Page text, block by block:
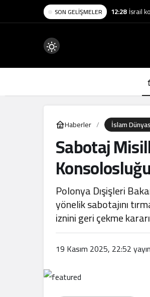
SON GELIŞMELER 12:28 İsrail
Mod
değiştir
Haberler İslam
Sabotaj
Polonya Dışişleri
yönelik sabotajını
iznini geri çekme
19 Kasım 2025, 22:52